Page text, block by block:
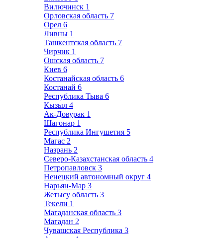
Вилючинск 1
Орловская область 7
Орел 6
Ливны 1
Ташкентская область 7
Чирчик 1
Ошская область 7
Киев 6
Костанайская область 6
Костанай 6
Республика Тыва 6
Кызыл 4
Ак-Довурак 1
Шагонар 1
Республика Ингушетия 5
Магас 2
Назрань 2
Северо-Казахстанская область 4
Петропавловск 3
Ненецкий автономный округ 4
Нарьян-Мар 3
Жетысу область 3
Текели 1
Магаданская область 3
Магадан 2
Чувашская Республика 3